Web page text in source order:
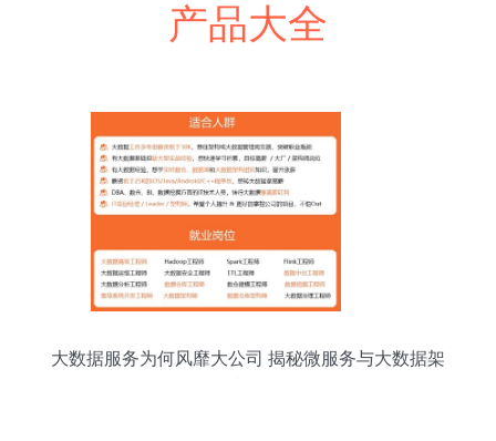
产品大全
大数据服务为何风靡大公司 揭秘微服务与大数据架